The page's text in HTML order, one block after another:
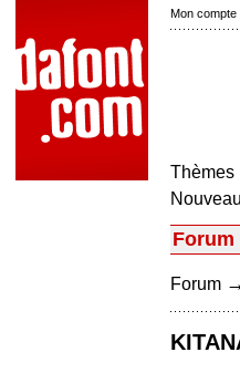
Mon compte
Thèmes
Forum
Forum